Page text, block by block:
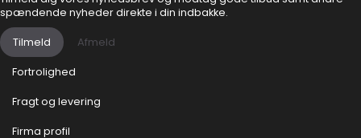
spændende nyheder direkte i din indbakke.
Tilmeld Afmeld
Fortrolighed
Fragt og levering
Firma profil